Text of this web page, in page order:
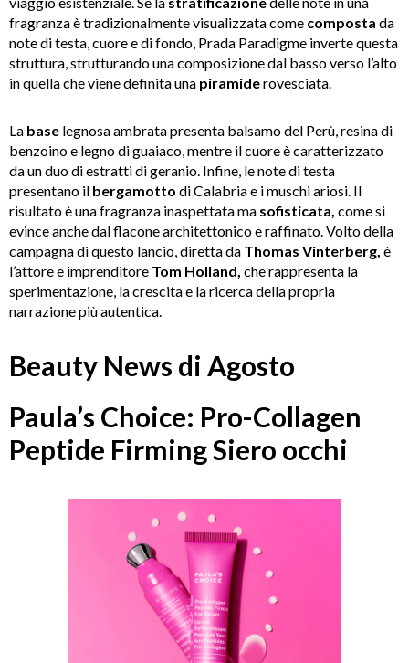
fragranza è tradizionalmente visualizzata come composta da
note di testa, cuore e di fondo, Prada Paradigme inverte questa
struttura, strutturando una composizione dal basso verso l’alto
in quella che viene definita una piramiderovesciata.
La base legnosa ambrata presenta balsamo del Perù, resina di
benzoino e legno di guaiaco, mentre il cuore è caratterizzato
da un duo di estratti di geranio. Infine, le note di testa
presentano il bergamotto di Calabria e i muschi ariosi. Il
risultato è una fragranza inaspettata ma sofisticata, come si
evince anche dal flacone architettonico e raffinato. Volto della
campagna di questo lancio, diretta da Thomas Vinterberg, è
l’attore e imprenditore Tom Holland, che rappresenta la
sperimentazione, la crescita e la ricerca della propria
narrazione più autentica.
Beauty News di Agosto
Paula’s Choice: Pro-Collagen
Peptide Firming Siero occhi